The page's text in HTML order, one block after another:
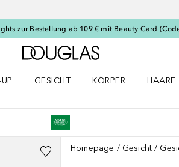
zur Bestellung ab 109 € mit Beauty Card
Zur Douglas
GESICHT
KÖRPER
HAARE
Homepage Gesicht